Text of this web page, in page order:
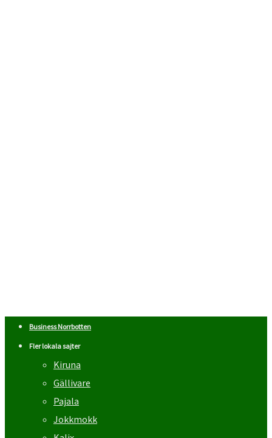
Business Norrbotten
Fler lokala sajter
Kiruna
Gällivare
Pajala
Jokkmokk